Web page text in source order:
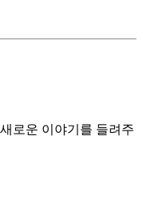
로운 이야기를 들려주